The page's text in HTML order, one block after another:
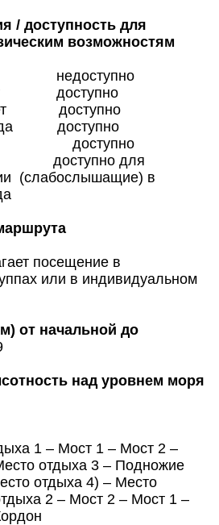
/ доступность для
возможностям
недоступно
доступно
лет доступно
доступно
доступно
для
(слабослышащие) в
посещение в
или в индивидуальном
от начальной до
над уровнем моря
1 – Мост 1 ­– Мост 2 –
отдыха 3 – Подножие
отдыха 4) ­– Место
2 – Мост 2 – Мост 1 –